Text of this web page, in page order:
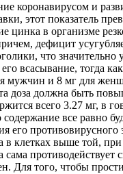
коронавирусом и
этот показатель
в организме
дефицит
что
всасывание, тогда
мужчин и 8 мг для
должна быть
всего 3.27 мг, в
все равно
его
клетках выше той,
сама
того, чтобы